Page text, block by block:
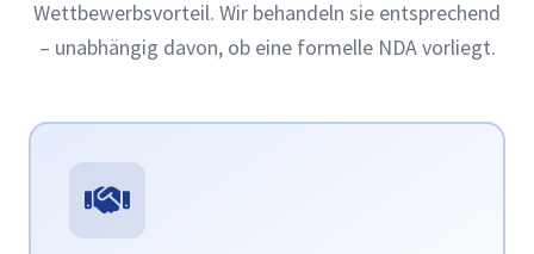
Wettbewerbsvorteil. Wir behandeln sie entsprechend
– unabhängig davon, ob eine formelle NDA vorliegt.